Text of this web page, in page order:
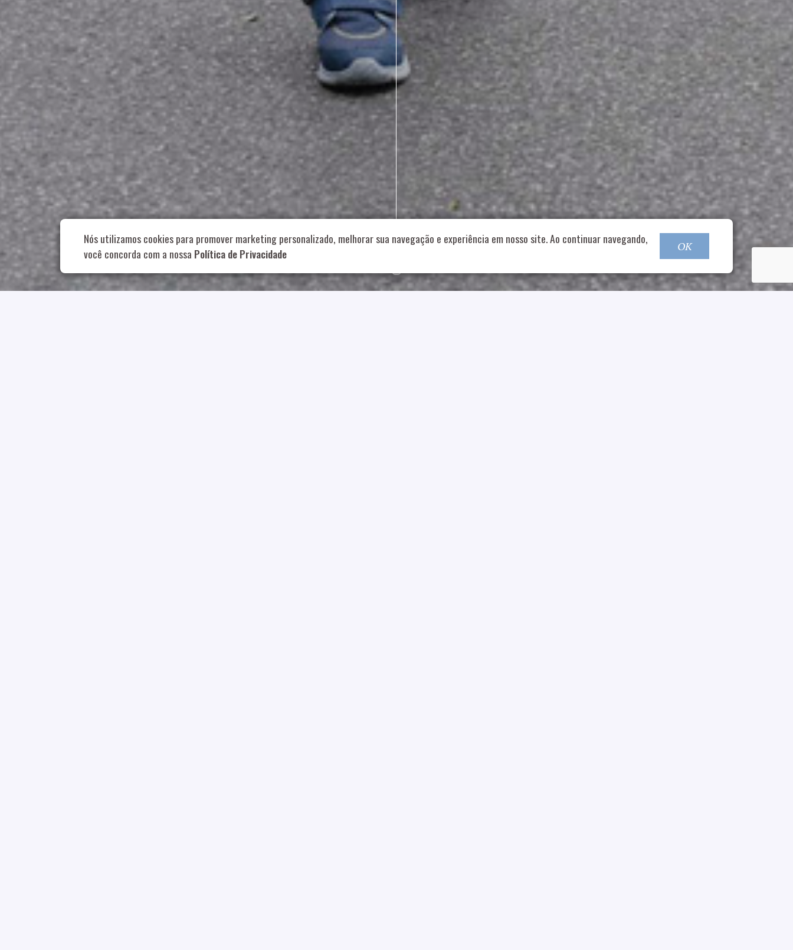
Rua Aurélia, 1714 – Vila Romana, São Paulo – SP 55 11 99178-5848 | contato@nucleofood.com
Role para continar
Nós utilizamos cookies para promover marketing personalizado, melhorar sua navegação e experiência em nosso site. Ao continuar navegando,
você concorda com a nossa Política de Privacidade OK